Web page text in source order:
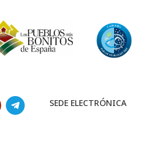
SEDE ELECTRÓNICA